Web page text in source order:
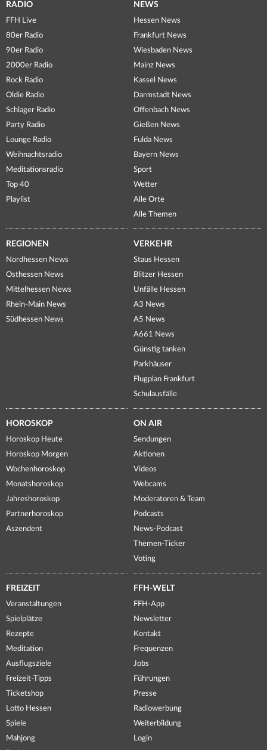
RADIO
FFH Live
80er Radio
90er Radio
2000er Radio
Rock Radio
Oldie Radio
Schlager Radio
Party Radio
Lounge Radio
Weihnachtsradio
Meditationsradio
Top 40
Playlist
NEWS
Hessen News
Frankfurt News
Wiesbaden News
Mainz News
Kassel News
Darmstadt News
Offenbach News
Gießen News
Fulda News
Bayern News
Sport
Wetter
Alle Orte
Alle Themen
REGIONEN
Nordhessen News
Osthessen News
Mittelhessen News
Rhein-Main News
Südhessen News
VERKEHR
Staus Hessen
Blitzer Hessen
Unfälle Hessen
A3 News
A5 News
A661 News
Günstig tanken
Parkhäuser
Flugplan Frankfurt
Schulausfälle
HOROSKOP
Horoskop Heute
Horoskop Morgen
Wochenhoroskop
Monatshoroskop
Jahreshoroskop
Partnerhoroskop
Aszendent
ON AIR
Sendungen
Aktionen
Videos
Webcams
Moderatoren & Team
Podcasts
News-Podcast
Themen-Ticker
Voting
FREIZEIT
Veranstaltungen
Spielplätze
Rezepte
Meditation
Ausflugsziele
Freizeit-Tipps
Ticketshop
Lotto Hessen
Spiele
Mahjong
FFH-WELT
FFH-App
Newsletter
Kontakt
Frequenzen
Jobs
Führungen
Presse
Radiowerbung
Weiterbildung
Login